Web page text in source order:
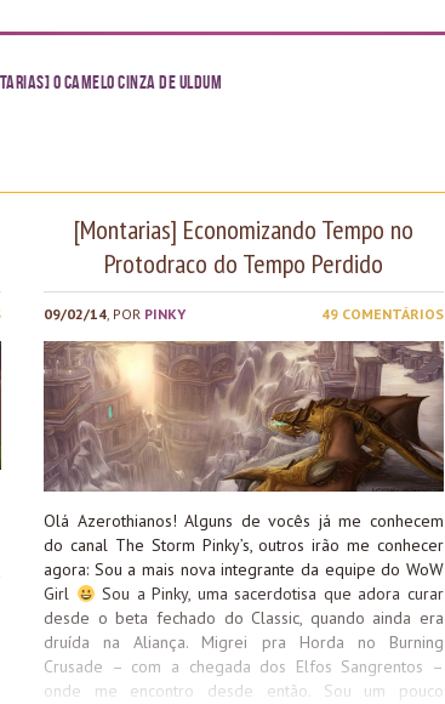
O Camelo Cinza de Uldum
[Montarias] Economizando Tempo no
Protodraco do Tempo Perdido
09/02/14, POR PINKY 49 COMENTÁRIOS
Olá Azerothianos! Alguns de vocês já me conhecem
do canal The Storm Pinky’s, outros irão me conhecer
agora: Sou a mais nova integrante da equipe do WoW
Girl
Sou a Pinky, uma sacerdotisa que adora curar
desde o beta fechado do Classic, quando ainda era
druída na Aliança. Migrei pra Horda no Burning
Crusade – com a chegada dos Elfos Sangrentos –
onde me encontro desde então. Sou um pouco